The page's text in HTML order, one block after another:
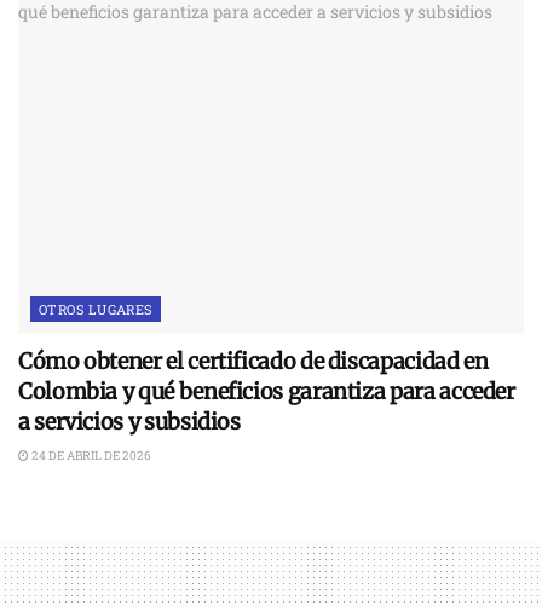
OTROS LUGARES
Cómo obtener el certificado de discapacidad en
Colombia y qué beneficios garantiza para acceder
a servicios y subsidios
24 DE ABRIL DE 2026